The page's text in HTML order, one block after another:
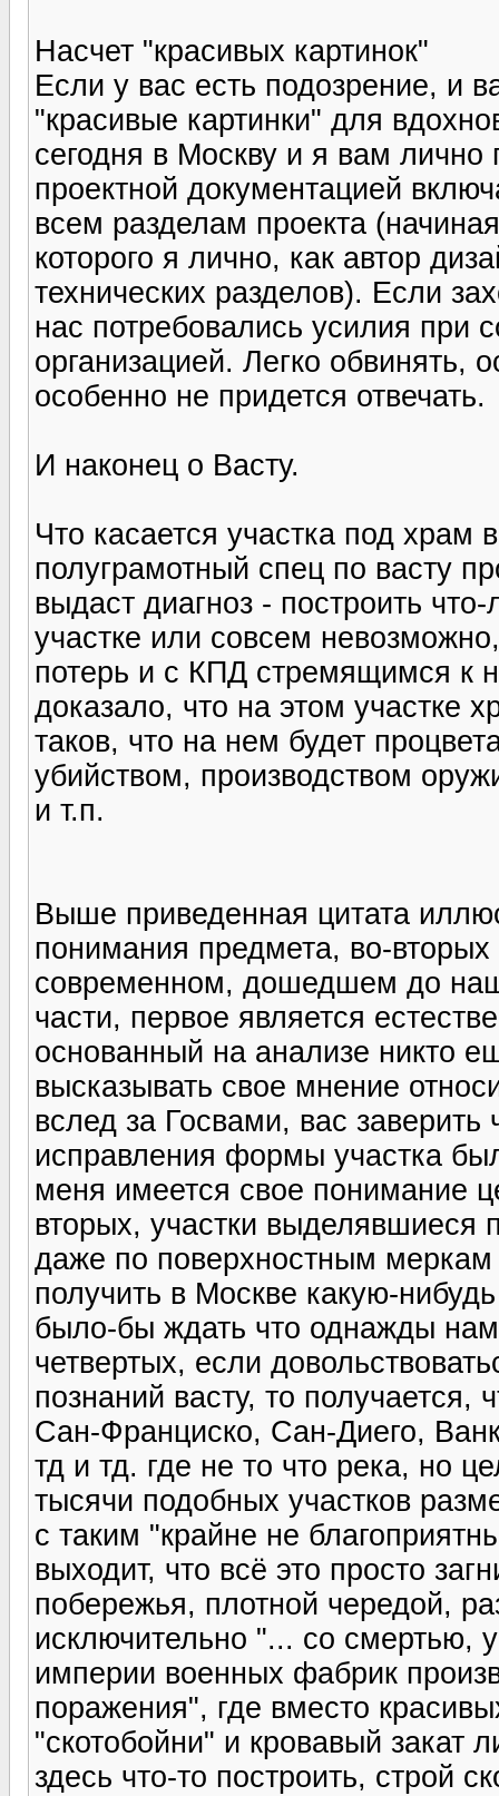
Насчет "красивых картинок"
Если у вас есть подозрение, и
"красивые картинки" для
сегодня в Москву и я вам лично
проектной документацией
всем разделам проекта
которого я лично, как автор
технических разделов). Если
нас потребовались усилия при
организацией. Легко обвинять,
особенно не придется отвечать.
И наконец о Васту.
Что касается участка под
полуграмотный спец по васту
выдаст диагноз - построить
участке или совсем
потерь и с КПД стремящимся к
доказало, что на этом участке
таков, что на нем будет
убийством, производством
и т.п.
Выше приведенная цитата
понимания предмета, во-
современном, дошедшем до
части, первое является
основанный на анализе никто
высказывать свое мнение
вслед за Госвами, вас заверить
исправления формы участка
меня имеется свое понимание
вторых, участки выделявшиеся
даже по поверхностным меркам
получить в Москве какую-
было-бы ждать что однажды
четвертых, если
познаний васту, то получается,
Сан-Франциско, Сан-Диего,
тд и тд. где не то что река, но
тысячи подобных участков
с таким "крайне не
выходит, что всё это просто
побережья, плотной чередой,
исключительно "... со смертью,
империи военных фабрик
поражения", где вместо
"скотобойни" и кровавый закат
здесь что-то построить, строй